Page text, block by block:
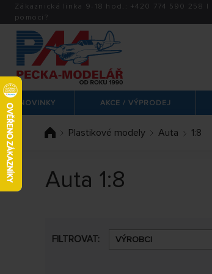
Zákaznická linka 9-18 hod.: +420 774 590 258 |
pomoci?
NOVINKY AKCE / VÝPRODEJ
Plastikové modely Auta 1:8
Auta 1:8
FILTROVAT: VÝROBCI